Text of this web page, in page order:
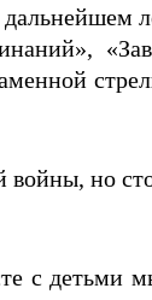
но
с детьми